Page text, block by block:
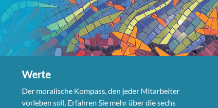
Werte
Der moralische Kompass, den jeder Mitarbeiter
vorleben soll. Erfahren Sie mehr über die sechs